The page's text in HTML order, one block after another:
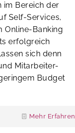
im Bereich der
Self-Services,
Online-Banking
erfolgreich
sich denn
Mitarbeiter-
Budget
Mehr Erfahren